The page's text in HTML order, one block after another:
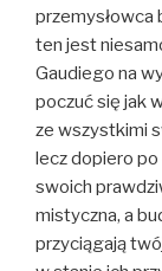
ten jest
Gaudiego na
poczuć się jak
ze wszystkimi
lecz dopiero po
swoich
mistyczna, a
przyciągają